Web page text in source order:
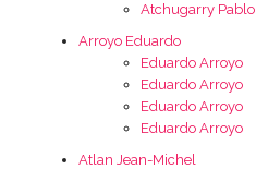
Atchugarry Pablo
Arroyo Eduardo
Eduardo Arroyo
Eduardo Arroyo
Eduardo Arroyo
Eduardo Arroyo
Atlan Jean-Michel